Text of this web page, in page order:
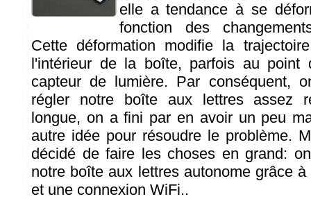
elle a tendance à se
fonction des
Cette déformation modifie la
l'intérieur de la boîte, parfois au point
capteur de lumière. Par conséquent,
régler notre boîte aux lettres assez
longue, on a fini par en avoir un peu
autre idée pour résoudre le problème.
décidé de faire les choses en grand:
notre boîte aux lettres autonome grâce
et une connexion WiFi..